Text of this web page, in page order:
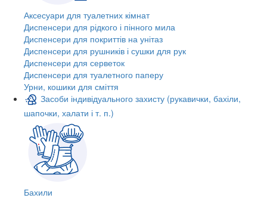
Аксесуари для туалетних кімнат
Диспенсери для рідкого і пінного мила
Диспенсери для покриттів на унітаз
Диспенсери для рушників і сушки для рук
Диспенсери для серветок
Диспенсери для туалетного паперу
Урни, кошики для сміття
Засоби індивідуального захисту (рукавички, бахіли,
шапочки, халати і т. п.)
Бахили